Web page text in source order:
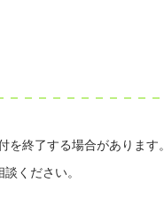
終了する場合があります。
ください。